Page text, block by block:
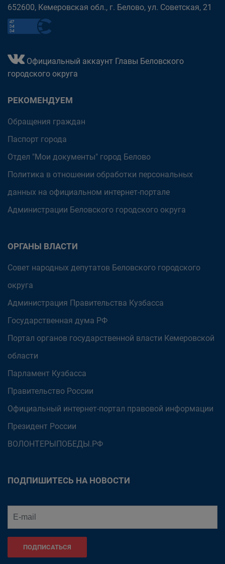
652600, Кемеровская обл., г. Белово, ул. Советская, 21
Официальный аккаунт Главы Беловского
городского округа
РЕКОМЕНДУЕМ
Обращения граждан
Паспорт города
Отдел "Мои документы" город Белово
Политика в отношении обработки персональных
данных на официальном интернет-портале
Администрации Беловского городского округа
ОРГАНЫ ВЛАСТИ
Совет народных депутатов Беловского городского
округа
Администрация Правительства Кузбасса
Государственная дума РФ
Портал органов государственной власти Кемеровской
области
Парламент Кузбасса
Правительство России
Официальный интернет-портал правовой информации
Президент России
ВОЛОНТЕРЫПОБЕДЫ.РФ
ПОДПИШИТЕСЬ НА НОВОСТИ
ПОДПИСАТЬСЯ